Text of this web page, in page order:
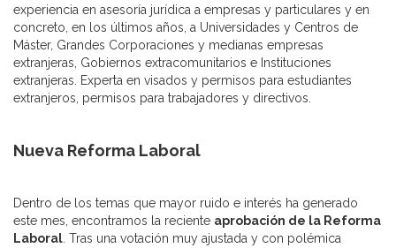
experiencia en asesoría jurídica a empresas y particulares y en
concreto, en los últimos años, a Universidades y Centros de
Máster, Grandes Corporaciones y medianas empresas
extranjeras, Gobiernos extracomunitarios e Instituciones
extranjeras. Experta en visados y permisos para estudiantes
extranjeros, permisos para trabajadores y directivos.
Nueva Reforma Laboral
Dentro de los temas que mayor ruido e interés ha generado
este mes, encontramos la reciente aprobación de la Reforma
Laboral . Tras una votación muy ajustada y con polémica